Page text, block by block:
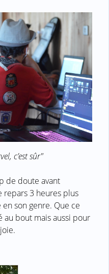
c’est sûr"
de doute avant
repars 3 heures plus
son genre. Que ce
au bout mais aussi pour